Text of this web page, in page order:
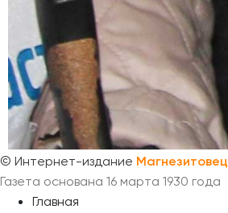
© Интернет-издание Магнезитовец
Газета основана 16 марта 1930 года
Главная